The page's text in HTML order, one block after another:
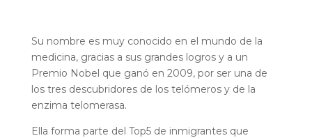
Su nombre es muy conocido en el mundo de la
medicina, gracias a sus grandes logros y a un
Premio Nobel que ganó en 2009, por ser una de
los tres descubridores de los telómeros y de la
enzima telomerasa.
Ella forma parte del Top5 de inmigrantes que